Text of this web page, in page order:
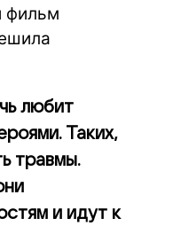
фильм
любит
Таких,
травмы.
и идут к